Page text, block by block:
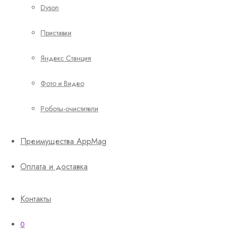
Dyson
Приставки
Яндекс Станция
Фото и Видео
Роботы-очистители
Преимущества AppMag
Оплата и доставка
Контакты
0